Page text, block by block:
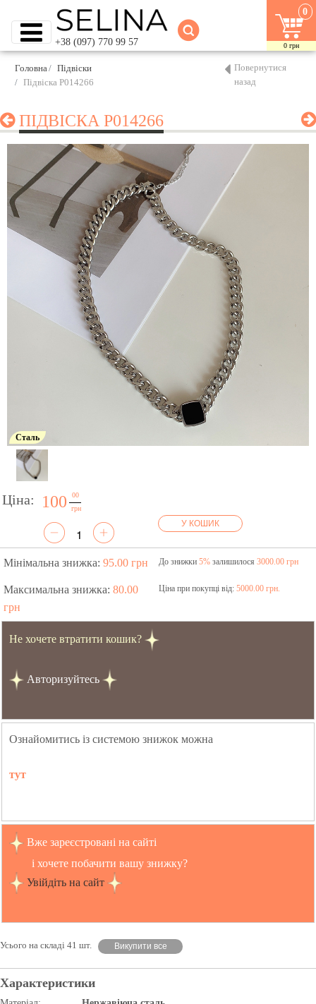
+38 (097) 770 99 57
0
0 грн
Головна
Підвіски
Підвіска P014266
Повернутися
назад
ПІДВІСКА P014266
Сталь
Ціна: 100
00
грн
У КОШИК
Мінімальна знижка: 95.00 грн До знижки 5%залишилося 3000.00 грн
Максимальна знижка: 80.00
грн
Ціна при покупці від: 5000.00 грн.
Не хочете втратити кошик?
Авторизуйтесь
Ознайомитись із системою знижок можна
тут
Вже зареєстровані на сайті
і хочете побачити вашу знижку?
Увійдіть на сайт
Усього на складі 41 шт. Викупити все
Характеристики